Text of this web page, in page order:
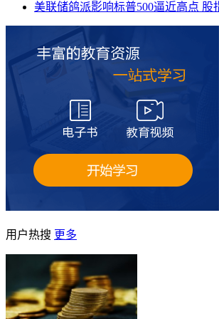
美联储鸽派影响标普500逼近高点 股
用户热搜 更多